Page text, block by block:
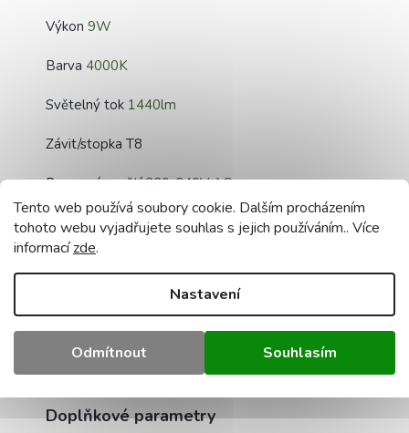
Tento web používá soubory cookie. Dalším procházením
tohoto webu vyjadřujete souhlas s jejich používáním.. Více
informacízde.
Nastavení
Odmítnout Souhlasím
Výkon 9W
Barva 4000K
Světelný tok 1440lm
Závit/stopka T8
Provozní napětí220-240V AC
Jednostrannénapájení
25 000 hodin
Délka60cm
Doplňkové parametry